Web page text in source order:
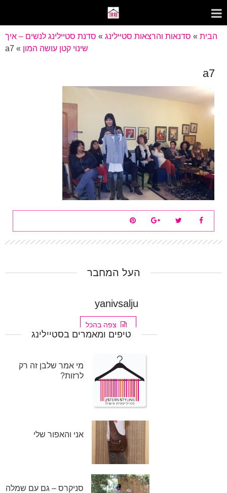
הבית » סדנאות והרצאות סטיילינג » סדנת סטיילינג לנשים – איך
שינוי קטן עושה המון »
a7
a7
העל המחבר
yanivsalju
צפה בהכל
טיפים ומאמרים בסטיילינג
מי אמר שלבן זה רק
לרזות?
אני והאפור שלי
סניקרס – גם עם שמלה